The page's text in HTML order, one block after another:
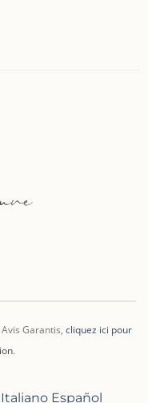
Garantis, cliquez ici pour
.
Italiano Español